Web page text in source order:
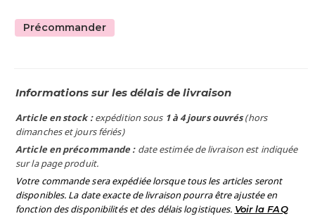
Précommander
Informations sur les délais de livraison
Article en stock :expédition sous 1 à 4 jours ouvrés(hors
dimanches et jours fériés)
Article en précommande : date estimée de livraison est indiquée
sur la page produit.
Votre commande sera expédiée lorsque tous les articles seront
disponibles. La date exacte de livraison pourra être ajustée en
fonction des disponibilités et des délais logistiques. Voir la FAQ